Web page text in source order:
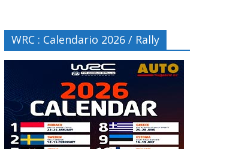
WRC : Calendario 2026 / Rally